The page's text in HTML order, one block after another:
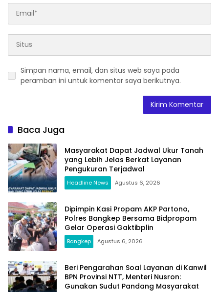
Simpan nama, email, dan situs web saya pada
peramban ini untuk komentar saya berikutnya.
Baca Juga
Masyarakat Dapat Jadwal Ukur Tanah
yang Lebih Jelas Berkat Layanan
Pengukuran Terjadwal
Headline News Agustus 6, 2026
Dipimpin Kasi Propam AKP Partono,
Polres Bangkep Bersama Bidpropam
Gelar Operasi Gaktibplin
Bangkep Agustus 6, 2026
Beri Pengarahan Soal Layanan di Kanwil
BPN Provinsi NTT, Menteri Nusron:
Gunakan Sudut Pandang Masyarakat